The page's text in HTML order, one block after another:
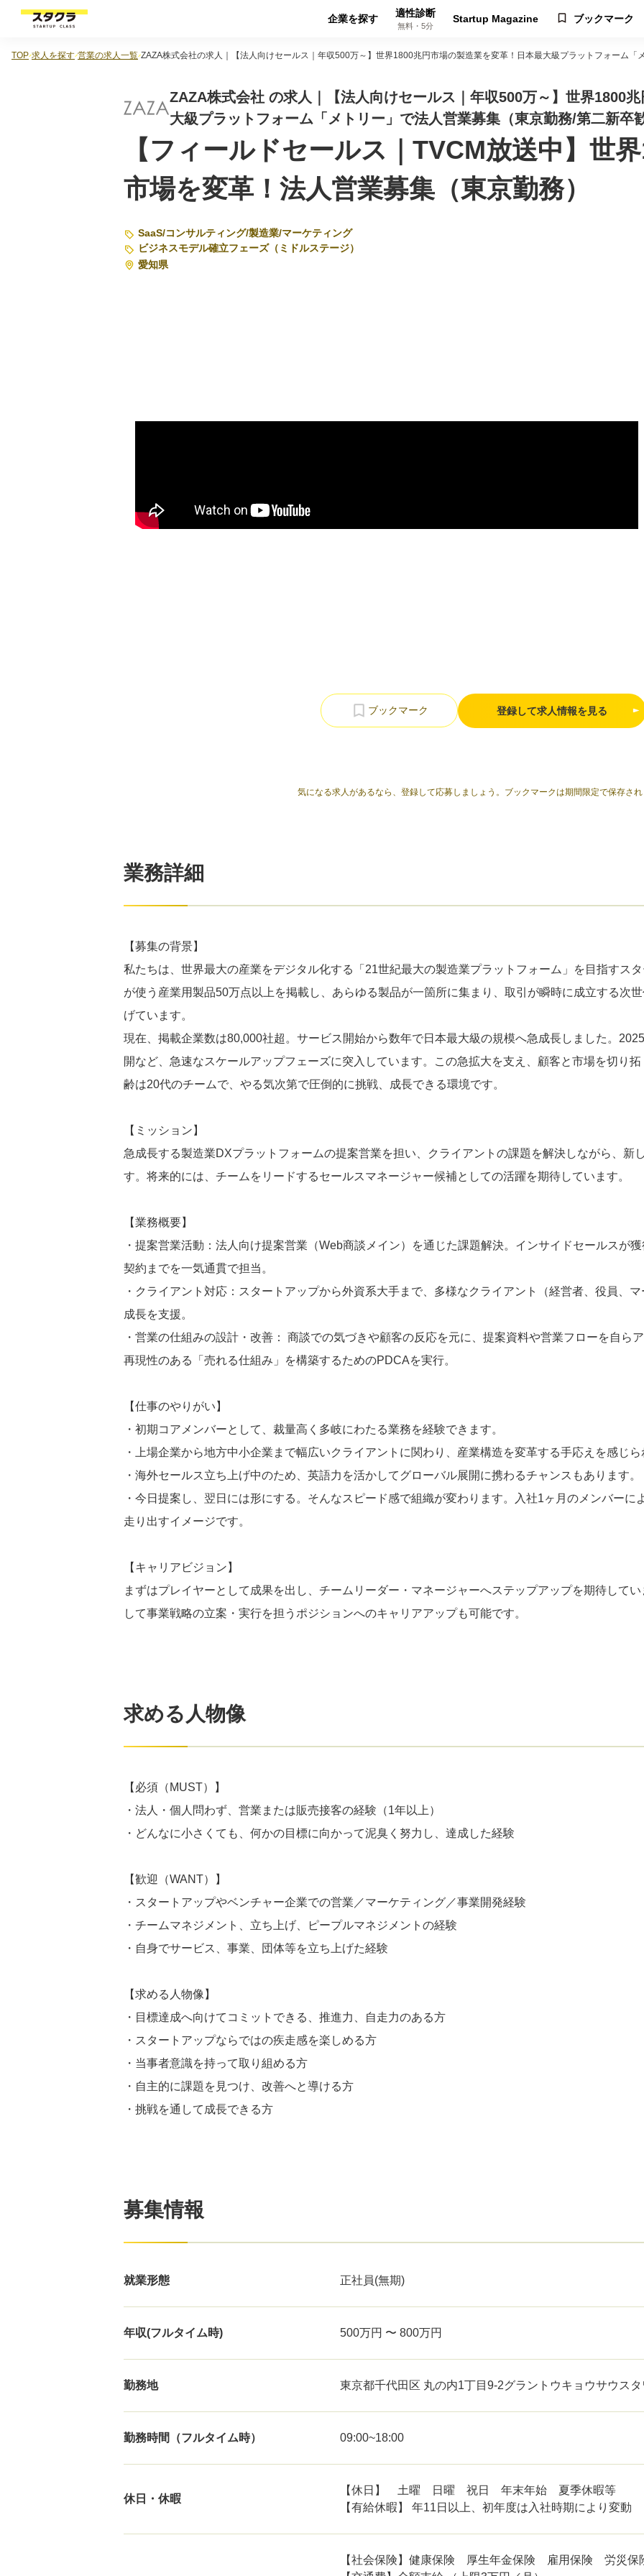
企業を探す 適性診断
無料・5分
Startup Magazine ブックマーク
TOP 求人を探す 営業の求人一覧 ZAZA株式会社の求人｜【法人向けセールス｜年収500万～】世界1800兆円市場の製造業を変革！日本最大級プラットフォーム「
ZAZA株式会社 の求人｜【法人向けセールス｜年収500万～】世界1800
大級プラットフォーム「メトリー」で法人営業募集（東京勤務/第二新卒
【フィールドセールス｜TVCM放送中】世
市場を変革！法人営業募集（東京勤務）
SaaS/コンサルティング/製造業/マーケティング
ビジネスモデル確立フェーズ（ミドルステージ）
愛知県
登録して求人情報を見る
気になる求人があるなら、登録して応募しましょう。ブックマークは期間限定で保存さ
業務詳細
【募集の背景】
私たちは、世界最大の産業をデジタル化する「21世紀最大の製造業プラットフォーム」を目指すス
が使う産業用製品50万点以上を掲載し、あらゆる製品が一箇所に集まり、取引が瞬時に成立する次
げています。
現在、掲載企業数は80,000社超。サービス開始から数年で日本最大級の規模へ急成長しました。
開など、急速なスケールアップフェーズに突入しています。この急拡大を支え、顧客と市場を切り
齢は20代のチームで、やる気次第で圧倒的に挑戦、成長できる環境です。
【ミッション】
急成長する製造業DXプラットフォームの提案営業を担い、クライアントの課題を解決しながら、新
す。将来的には、チームをリードするセールスマネージャー候補としての活躍を期待しています。
【業務概要】
・提案営業活動：法人向け提案営業（Web商談メイン）を通じた課題解決。インサイドセールスが
契約までを一気通貫で担当。
・クライアント対応：スタートアップから外資系大手まで、多様なクライアント（経営者、役員、
成長を支援。
・営業の仕組みの設計・改善： 商談での気づきや顧客の反応を元に、提案資料や営業フローを自ら
再現性のある「売れる仕組み」を構築するためのPDCAを実行。
【仕事のやりがい】
・初期コアメンバーとして、裁量高く多岐にわたる業務を経験できます。
・上場企業から地方中小企業まで幅広いクライアントに関わり、産業構造を変革する手応えを感じ
・海外セールス立ち上げ中のため、英語力を活かしてグローバル展開に携わるチャンスもあります。
・今日提案し、翌日には形にする。そんなスピード感で組織が変わります。入社1ヶ月のメンバー
走り出すイメージです。
【キャリアビジョン】
まずはプレイヤーとして成果を出し、チームリーダー・マネージャーへステップアップを期待して
して事業戦略の立案・実行を担うポジションへのキャリアアップも可能です。
求める人物像
【必須（MUST）】
・法人・個人問わず、営業または販売接客の経験（1年以上）
・どんなに小さくても、何かの目標に向かって泥臭く努力し、達成した経験
【歓迎（WANT）】
・スタートアップやベンチャー企業での営業／マーケティング／事業開発経験
・チームマネジメント、立ち上げ、ピープルマネジメントの経験
・自身でサービス、事業、団体等を立ち上げた経験
【求める人物像】
・目標達成へ向けてコミットできる、推進力、自走力のある方
・スタートアップならではの疾走感を楽しめる方
・当事者意識を持って取り組める方
・自主的に課題を見つけ、改善へと導ける方
・挑戦を通して成長できる方
募集情報
就業形態 正社員(無期)
年収(フルタイム時) 500万円 〜 800万円
勤務地 東京都千代田区 丸の内1丁目9-2グラントウキョウサウス
勤務時間（フルタイム時） 09:00~18:00
休日・休暇
【休日】 土曜 日曜 祝日 年末年始 夏季休暇等
【有給休暇】 年11日以上、初年度は入社時期により変動
【社会保険】健康保険 厚生年金保険 雇用保険 労災